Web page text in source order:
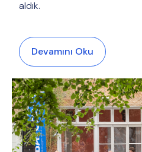
aldık.
Devamını Oku